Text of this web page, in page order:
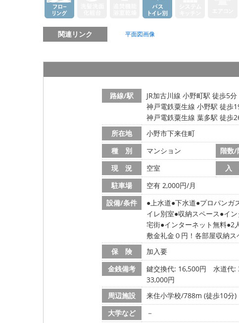
関連リンク 平面図画像
路線/駅
JR加古川線 小野町駅 徒歩5分
神戸電鉄粟生線 小野駅 徒歩
神戸電鉄粟生線 葉多駅 徒歩
所在地
小野市下来住町
種 別
マンション 階数/
現 況
空室 入
駐車場
空有 2,000円/月
設備/条件
上水道 下水道 プロパンガ
イレ別室 収納スペース イ
宅街 インターネット無料 2
敷金礼金０円！各部屋収納ス
保 険
加入要
金銭備考
鍵交換代: 16,500円 水道代:
33,000円
周辺施設
来住小学校/788m (徒歩10分)
大学など
－